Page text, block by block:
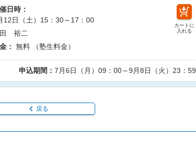
日時：
12日（土）15：30～17：00
裕二
： 無料 （塾生料金）
カートに
入れる
申込期間： 7月6日（月）09：00～9月8日（火）23：59
戻る